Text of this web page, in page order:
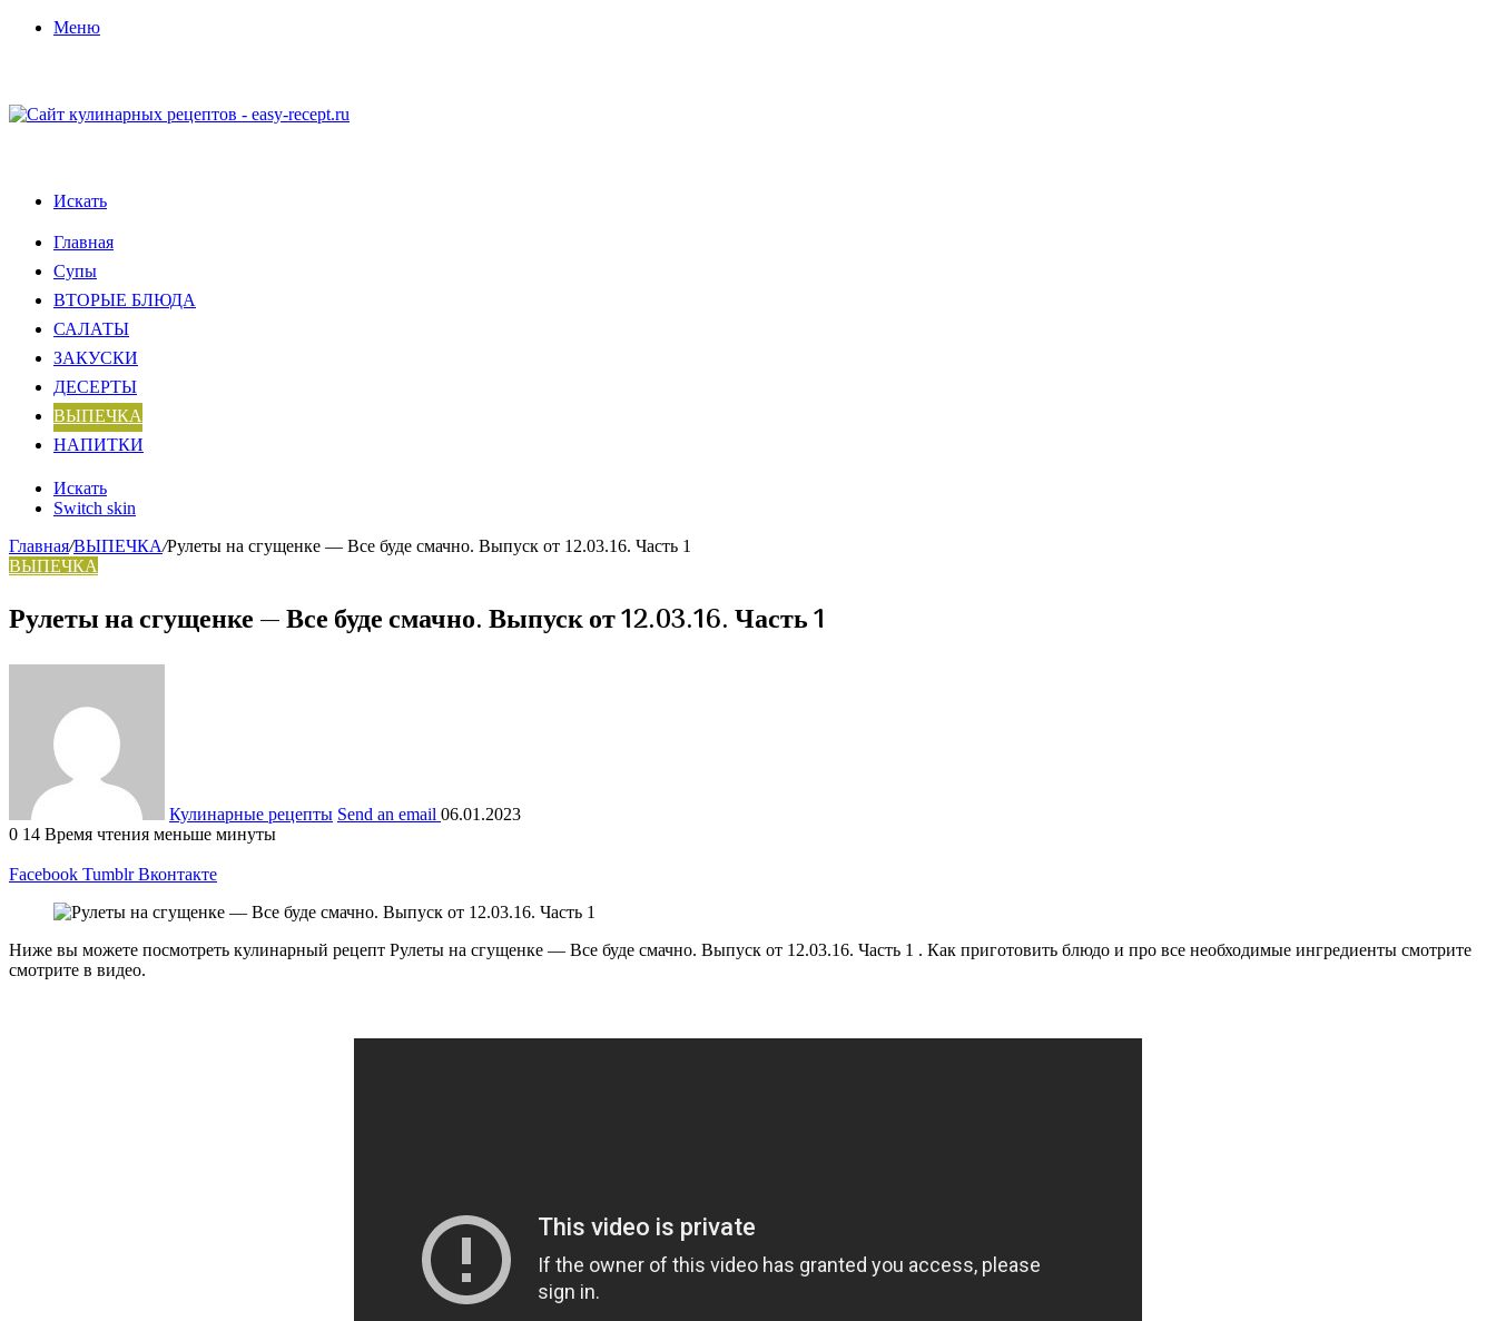
Меню
Искать
Главная
Супы
ВТОРЫЕ БЛЮДА
САЛАТЫ
ЗАКУСКИ
ДЕСЕРТЫ
ВЫПЕЧКА
НАПИТКИ
Искать
Switch skin
Главная/ВЫПЕЧКА/Рулеты на сгущенке — Все буде смачно. Выпуск от 12.03.16. Часть 1
ВЫПЕЧКА
Рулеты на сгущенке — Все буде смачно. Выпуск от 12.03.16. Часть 1
Кулинарные рецепты Send an email 06.01.2023
0 14 Время чтения меньше минуты
Facebook Tumblr Вконтакте
Ниже вы можете посмотреть кулинарный рецепт Рулеты на сгущенке — Все буде смачно. Выпуск от 12.03.16. Часть 1 . Как приготовить блюдо и про все необходимые ингредиенты смотрите
смотрите в видео.